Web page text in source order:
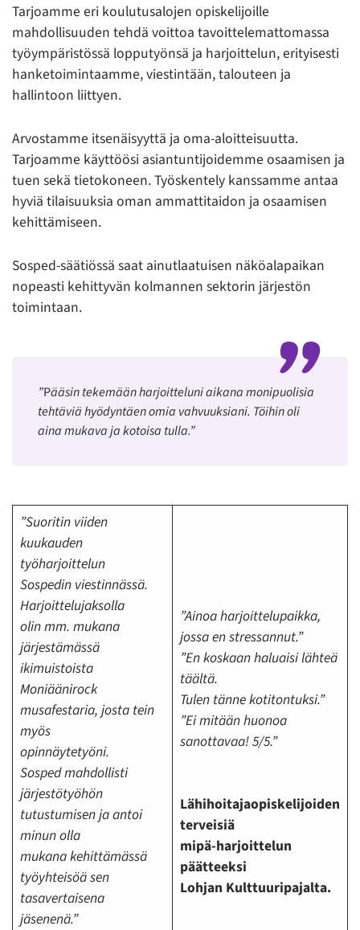
Tarjoamme eri koulutusalojen opiskelijoille
mahdollisuuden tehdä voittoa tavoittelemattomassa
työympäristössä lopputyönsä ja harjoittelun, erityisesti
hanketoimintaamme, viestintään, talouteen ja
hallintoon liittyen.
Arvostamme itsenäisyyttä ja oma-aloitteisuutta.
Tarjoamme käyttöösi asiantuntijoidemme osaamisen ja
tuen sekä tietokoneen. Työskentely kanssamme antaa
hyviä tilaisuuksia oman ammattitaidon ja osaamisen
kehittämiseen.
Sosped-säätiössä saat ainutlaatuisen näköalapaikan
nopeasti kehittyvän kolmannen sektorin järjestön
toimintaan.
”Pääsin tekemään harjoitteluni aikana monipuolisia
tehtäviä hyödyntäen omia vahvuuksiani. Töihin oli
aina mukava ja kotoisa tulla.”
”Suoritin viiden
kuukauden
työharjoittelun
Sospedin viestinnässä.
Harjoittelujaksolla
olin mm. mukana
järjestämässä
ikimuistoista
Moniäänirock
musafestaria, josta tein
myös
opinnäytetyöni.
Sosped mahdollisti
järjestötyöhön
tutustumisen ja antoi
minun olla
mukana kehittämässä
työyhteisöä sen
tasavertaisena
jäsenenä.”
”Ainoa harjoittelupaikka,
jossa en stressannut.”
”En koskaan haluaisi lähteä
täältä.
Tulen tänne kotitontuksi.”
”Ei mitään huonoa
sanottavaa! 5/5.”
Lähihoitajaopiskelijoiden
terveisiä
mipä-harjoittelun
päätteeksi
Lohjan Kulttuuripajalta.